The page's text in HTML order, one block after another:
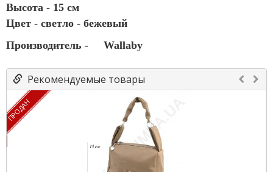
Высота - 15 см
Цвет - светло - бежевый
Производитель -
Wallaby
Рекомендуемые товары
ПРОДАН